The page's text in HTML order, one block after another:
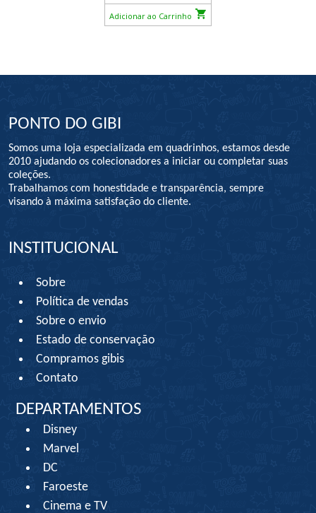
Adicionar ao Carrinho
PONTO DO GIBI
Somos uma loja especializada em quadrinhos, estamos desde
2010 ajudando os colecionadores a iniciar ou completar suas
coleções.
Trabalhamos com honestidade e transparência, sempre
visando à máxima satisfação do cliente.
INSTITUCIONAL
Sobre
Política de vendas
Sobre o envio
Estado de conservação
Compramos gibis
Contato
DEPARTAMENTOS
Disney
Marvel
DC
Faroeste
Cinema e TV